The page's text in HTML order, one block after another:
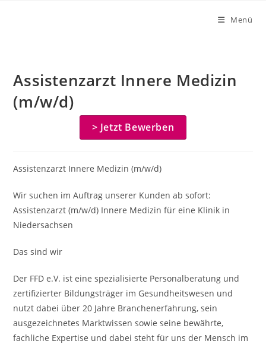
Menü
Assistenzarzt Innere Medizin
(m/w/d)
> Jetzt Bewerben
Assistenzarzt Innere Medizin (m/w/d)
Wir suchen im Auftrag unserer Kunden ab sofort:
Assistenzarzt (m/w/d) Innere Medizin für eine Klinik in
Niedersachsen
Das sind wir
Der FFD e.V. ist eine spezialisierte Personalberatung und
zertifizierter Bildungsträger im Gesundheitswesen und
nutzt dabei über 20 Jahre Branchenerfahrung, sein
ausgezeichnetes Marktwissen sowie seine bewährte,
fachliche Expertise und dabei steht für uns der Mensch im